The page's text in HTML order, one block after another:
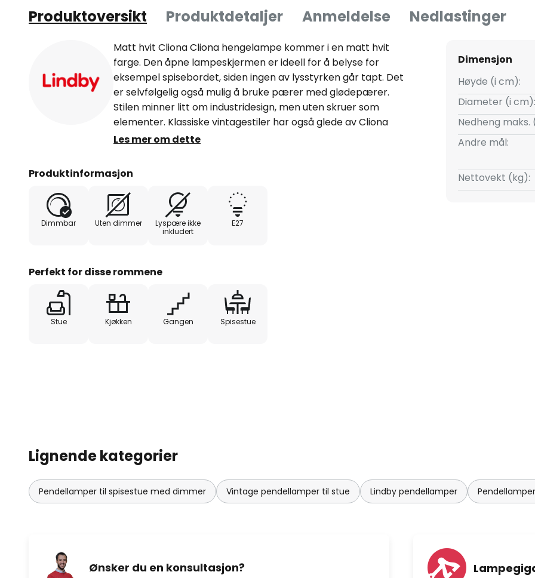
Produktoversikt Produktdetaljer Anmeldelse Nedlastinger
Matt hvit Cliona Cliona hengelampe kommer i en matt hvit
farge. Den åpne lampeskjermen er ideell for å belyse for
eksempel spisebordet, siden ingen av lysstyrken går tapt. Det
er selvfølgelig også mulig å bruke pærer med glødepærer.
Stilen minner litt om industridesign, men uten skruer som
elementer. Klassiske vintagestiler har også glede av Cliona
hengelampe, som godt kunne være fra et eldre tiår.
Les mer om dette
Produktinformasjon
Dimmbar Uten dimmer
Lyspære ikke
inkludert
E27
Perfekt for disse rommene
Stue Kjøkken Gangen Spisestue
Dimensjon
Høyde (i cm):
Diameter (i cm):
Nedheng maks.
Andre mål:
Nettovekt (kg):
Lignende kategorier
Pendellamper til spisestue med dimmer Vintage pendellamper til stue Lindby pendellamper
Ønsker du en konsultasjon?